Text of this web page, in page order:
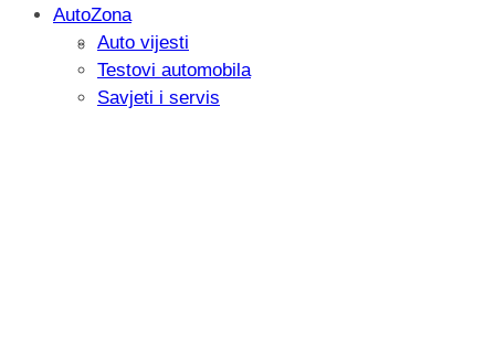
Savjetujemo: Što učiniti kada vaš
AutoZona
Auto vijesti
Testovi automobila
Savjeti i servis